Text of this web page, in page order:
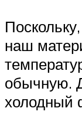
наш
обычную.
холодный